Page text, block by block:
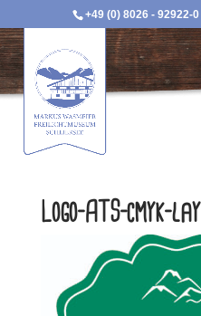
+49 (0) 8026 - 92922-0
Logo-ATS-cmyk-lay